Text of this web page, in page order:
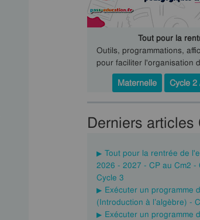
Tout pour la
Outils, programmations,
pour faciliter l'organisation
Maternelle
Cycle 2
Derniers articles
Tout pour la rentrée de
2026 - 2027 - CP au Cm2 -
Cycle 3
Exécuter un programme
(Introduction à l’algèbre) -
Exécuter un programme